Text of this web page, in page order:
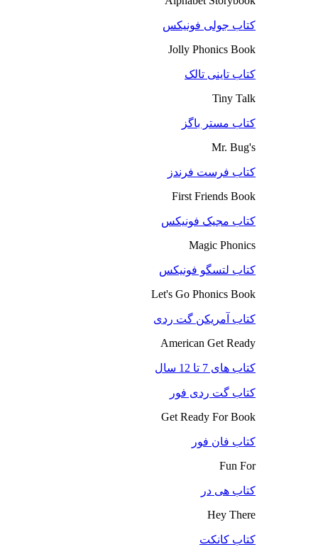
کتاب جولی فونیکس
Jolly Phonics Book
کتاب تاینی تالک
Tiny Talk
کتاب مستر باگز
Mr. Bug's
کتاب فرست فرندز
First Friends Book
کتاب مجیک فونیکس
Magic Phonics
کتاب لتسگو فونیکس
Let's Go Phonics Book
کتاب آمریکن گت ردی
American Get Ready
کتاب های 7 تا 12 سال
کتاب گت ردی فور
Get Ready For Book
کتاب فان فور
Fun For
کتاب هی در
Hey There
کتاب کانکت